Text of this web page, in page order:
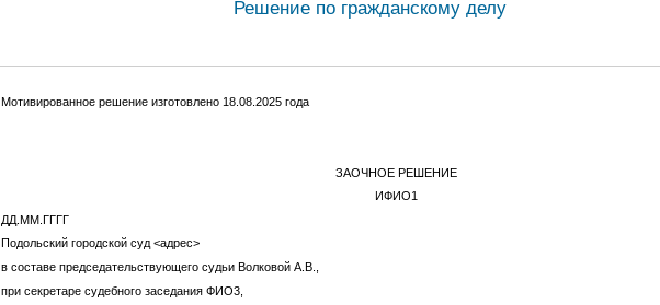
Решение по гражданскому делу
Мотивированное решение изготовлено 18.08.2025 года
ЗАОЧНОЕ РЕШЕНИЕ
ИФИО1
ДД.ММ.ГГГГ
Подольский городской суд <адрес>
в составе председательствующего судьи Волковой А.В.,
при секретаре судебного заседания ФИО3,